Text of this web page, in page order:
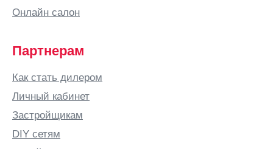
Онлайн салон
Партнерам
Как стать дилером
Личный кабинет
Застройщикам
DIY сетям